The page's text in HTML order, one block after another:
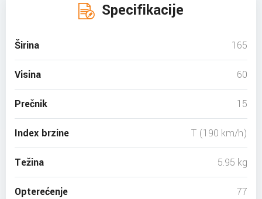
Specifikacije
Širina 165
Visina 60
Prečnik 15
Index brzine T (190 km/h)
Težina 5.95 kg
Opterećenje 77